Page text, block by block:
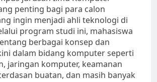
penting bagi para calon
ingin menjadi ahli teknologi di
program studi ini, mahasiswa
berbagai konsep dan
dalam bidang komputer seperti
jaringan komputer, keamanan
buatan, dan masih banyak